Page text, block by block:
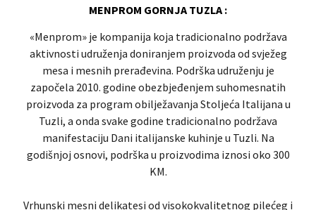
MENPROM GORNJA TUZLA:
«Menprom» je kompanija koja tradicionalno podržava
aktivnosti udruženja doniranjem proizvoda od svježeg
mesa i mesnih prerađevina. Podrška udruženju je
započela 2010. godine obezbjeđenjem suhomesnatih
proizvoda za program obilježavanja Stoljeća Italijana u
Tuzli, a onda svake godine tradicionalno podržava
manifestaciju Dani italijanske kuhinje u Tuzli. Na
godišnjoj osnovi, podrška u proizvodima iznosi oko 300
KM.
Vrhunski mesni delikatesi od visokokvalitetnog pilećeg i